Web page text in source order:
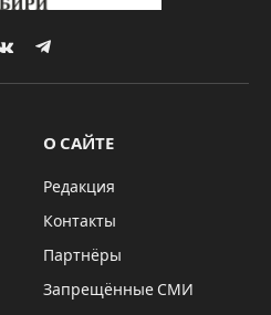
VKontakteTelegram
О САЙТЕ
Редакция
Контакты
Партнёры
Запрещённые СМИ